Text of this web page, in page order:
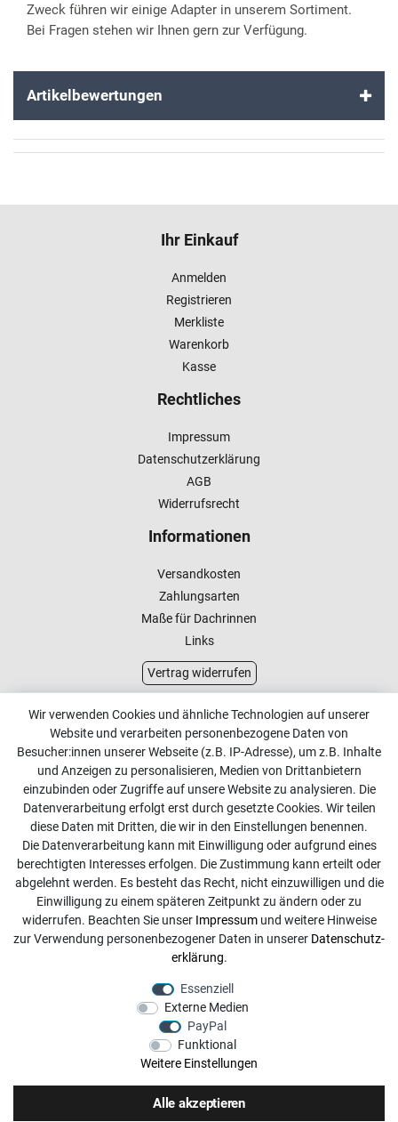
Zweck führen wir einige Adapter in unserem Sortiment.
Bei Fragen stehen wir Ihnen gern zur Verfügung.
Artikelbewertungen
Ihr Einkauf
Anmelden
Registrieren
Merkliste
Warenkorb
Kasse
Rechtliches
Impressum
Datenschutzerklärung
AGB
Widerrufsrecht
Informationen
Versandkosten
Zahlungsarten
Maße für Dachrinnen
Links
Vertrag widerrufen
Kundenservice
Kontakt
Online Retourenservice
Kontakt
info@dachdecker-shop.de
+49 3501 507295
Montag - Freitag, 08:00 - 16:00
Anrufe aus dem dt. Festnetz zum Ortstarif, Preise aus dem
Mobilfunknetz ggf. abweichend (abhängig vom Provider).
Wir verwenden Cookies und ähnliche Technologien auf unserer
Website und verarbeiten personenbezogene Daten von
Besucher:innen unserer Webseite (z.B. IP-Adresse), um z.B. Inhalte
und Anzeigen zu personalisieren, Medien von Drittanbietern
einzubinden oder Zugriffe auf unsere Website zu analysieren. Die
Datenverarbeitung erfolgt erst durch gesetzte Cookies. Wir teilen
diese Daten mit Dritten, die wir in den Einstellungen benennen.
Die Datenverarbeitung kann mit Einwilligung oder aufgrund eines
berechtigten Interesses erfolgen. Die Zustimmung kann erteilt oder
abgelehnt werden. Es besteht das Recht, nicht einzuwilligen und die
Einwilligung zu einem späteren Zeitpunkt zu ändern oder zu
widerrufen. Beachten Sie unser Impressumund weitere Hinweise
zur Verwendung personenbezogener Daten in unserer Daten­schutz­
erklärung.
Essenziell
Externe Medien
PayPal
Funktional
Weitere Einstellungen
Alle akzeptieren